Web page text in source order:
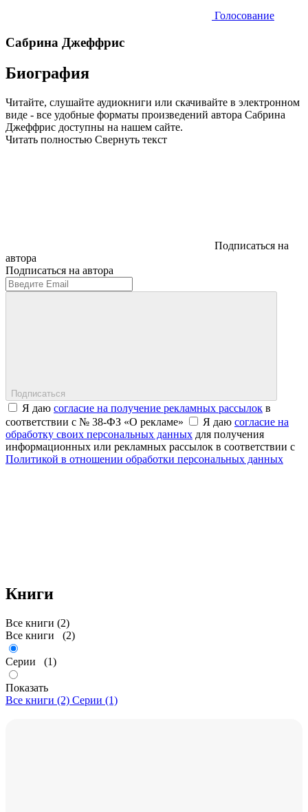
Голосование
Сабрина Джеффрис
Биография
Читайте, слушайте аудиокниги или скачивайте в электронном
виде - все удобные форматы произведений автора Сабрина
Джеффрис доступны на нашем сайте.
Читать полностью Свернуть текст
Подписаться на
автора
Подписаться на автора
Подписаться
Я даю согласие на получение рекламных рассылок в
соответствии с № 38-ФЗ «О рекламе»
Я даю согласие на
обработку своих персональных данных для получения
информационных или рекламных рассылок в соответствии с
Политикой в отношении обработки персональных данных
Книги
Все книги (2)
Все книги (2)
Серии (1)
Показать
Все книги (2) Серии (1)